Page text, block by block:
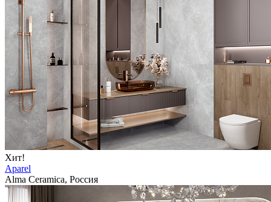
Хит!
Aparel
Alma Ceramica, Россия